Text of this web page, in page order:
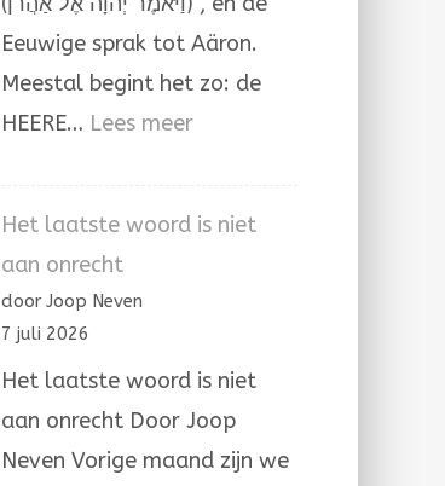
Eeuwige sprak tot Aäron.
Meestal begint het zo: de
HEERE… Lees meer:
Het laatste woord is niet
aan onrecht
door Joop Neven
7 juli 2026
Het laatste woord is niet
aan onrecht Door Joop
Neven Vorige maand zijn we